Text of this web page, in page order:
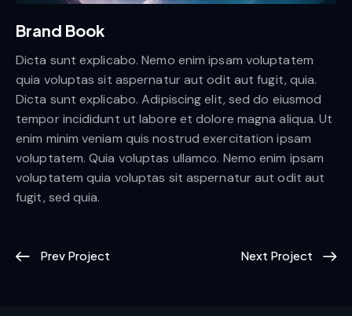
Brand Book
Dicta sunt explicabo. Nemo enim ipsam voluptatem
quia voluptas sit aspernatur aut odit aut fugit, quia.
Dicta sunt explicabo. Adipiscing elit, sed do eiusmod
tempor incididunt ut labore et dolore magna aliqua. Ut
enim minim veniam quis nostrud exercitation ipsam
voluptatem. Quia voluptas ullamco. Nemo enim ipsam
voluptatem quia voluptas sit aspernatur aut odit aut
fugit, sed quia.
Prev Project Next Project